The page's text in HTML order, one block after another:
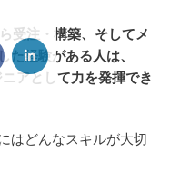
受注・構築、そしてメ
た経験がある人は、
アとして力を発揮でき
はどんなスキルが大切